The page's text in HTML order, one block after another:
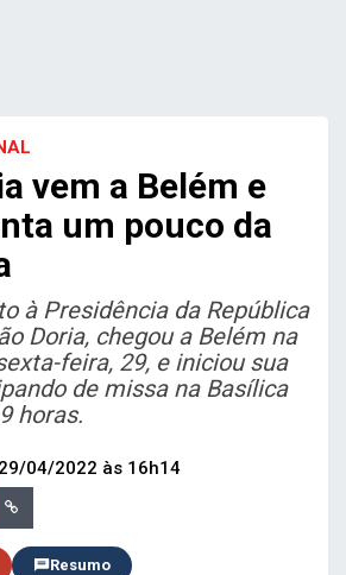
vem a Belém e
um pouco da
à Presidência da República
Doria, chegou a Belém na
feira, 29, e iniciou sua
de missa na Basílica
horas.
29/04/2022 às 16h14
Resumo